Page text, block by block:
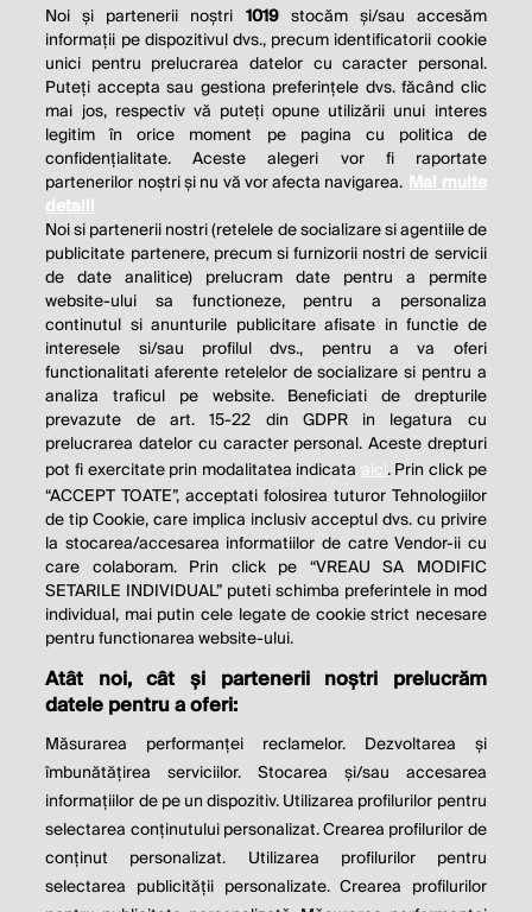
THE SOCIAL RESPONSIBILITY OF
BUSINESS IS TO INCREASE ITS
PROFITS.
Milton Friedman
© 2026 Profit.ro. Toate drepturile rezervate.
Dezvoltat de1616.ro
Contact Publicitate
Politica de cookie Politica de
confidențialitate
Setări cookies
este parte a
Noi și partenerii noștri 1019stocăm și/sau accesăm
informații pe dispozitivul dvs., precum identificatorii cookie
unici pentru prelucrarea datelor cu caracter personal.
Puteți accepta sau gestiona preferințele dvs. făcând clic
mai jos, respectiv vă puteți opune utilizării unui interes
legitim în orice moment pe pagina cu politica de
confidențialitate. Aceste alegeri vor fi raportate
partenerilor noștri și nu vă vor afecta navigarea. Mai multe
detalii
Noi si partenerii nostri (retelele de socializare si agentiile de
publicitate partenere, precum si furnizorii nostri de servicii
de date analitice) prelucram date pentru a permite
website-ului sa functioneze, pentru a personaliza
continutul si anunturile publicitare afisate in functie de
interesele si/sau profilul dvs., pentru a va oferi
functionalitati aferente retelelor de socializare si pentru a
analiza traficul pe website. Beneficiati de drepturile
prevazute de art. 15-22 din GDPR in legatura cu
prelucrarea datelor cu caracter personal. Aceste drepturi
pot fi exercitate prin modalitatea indicata aici. Prin click pe
“ACCEPT TOATE”, acceptati folosirea tuturor Tehnologiilor
de tip Cookie, care implica inclusiv acceptul dvs. cu privire
la stocarea/accesarea informatiilor de catre Vendor-ii cu
care colaboram. Prin click pe “VREAU SA MODIFIC
SETARILE INDIVIDUAL” puteti schimba preferintele in mod
individual, mai putin cele legate de cookie strict necesare
pentru functionarea website-ului.
Atât noi, cât și partenerii noștri prelucrăm
datele pentru a oferi:
Măsurarea performanței reclamelor. Dezvoltarea și
îmbunătățirea serviciilor. Stocarea și/sau accesarea
informațiilor de pe un dispozitiv. Utilizarea profilurilor pentru
selectarea conținutului personalizat. Crearea profilurilor de
conținut personalizat. Utilizarea profilurilor pentru
selectarea publicității personalizate. Crearea profilurilor